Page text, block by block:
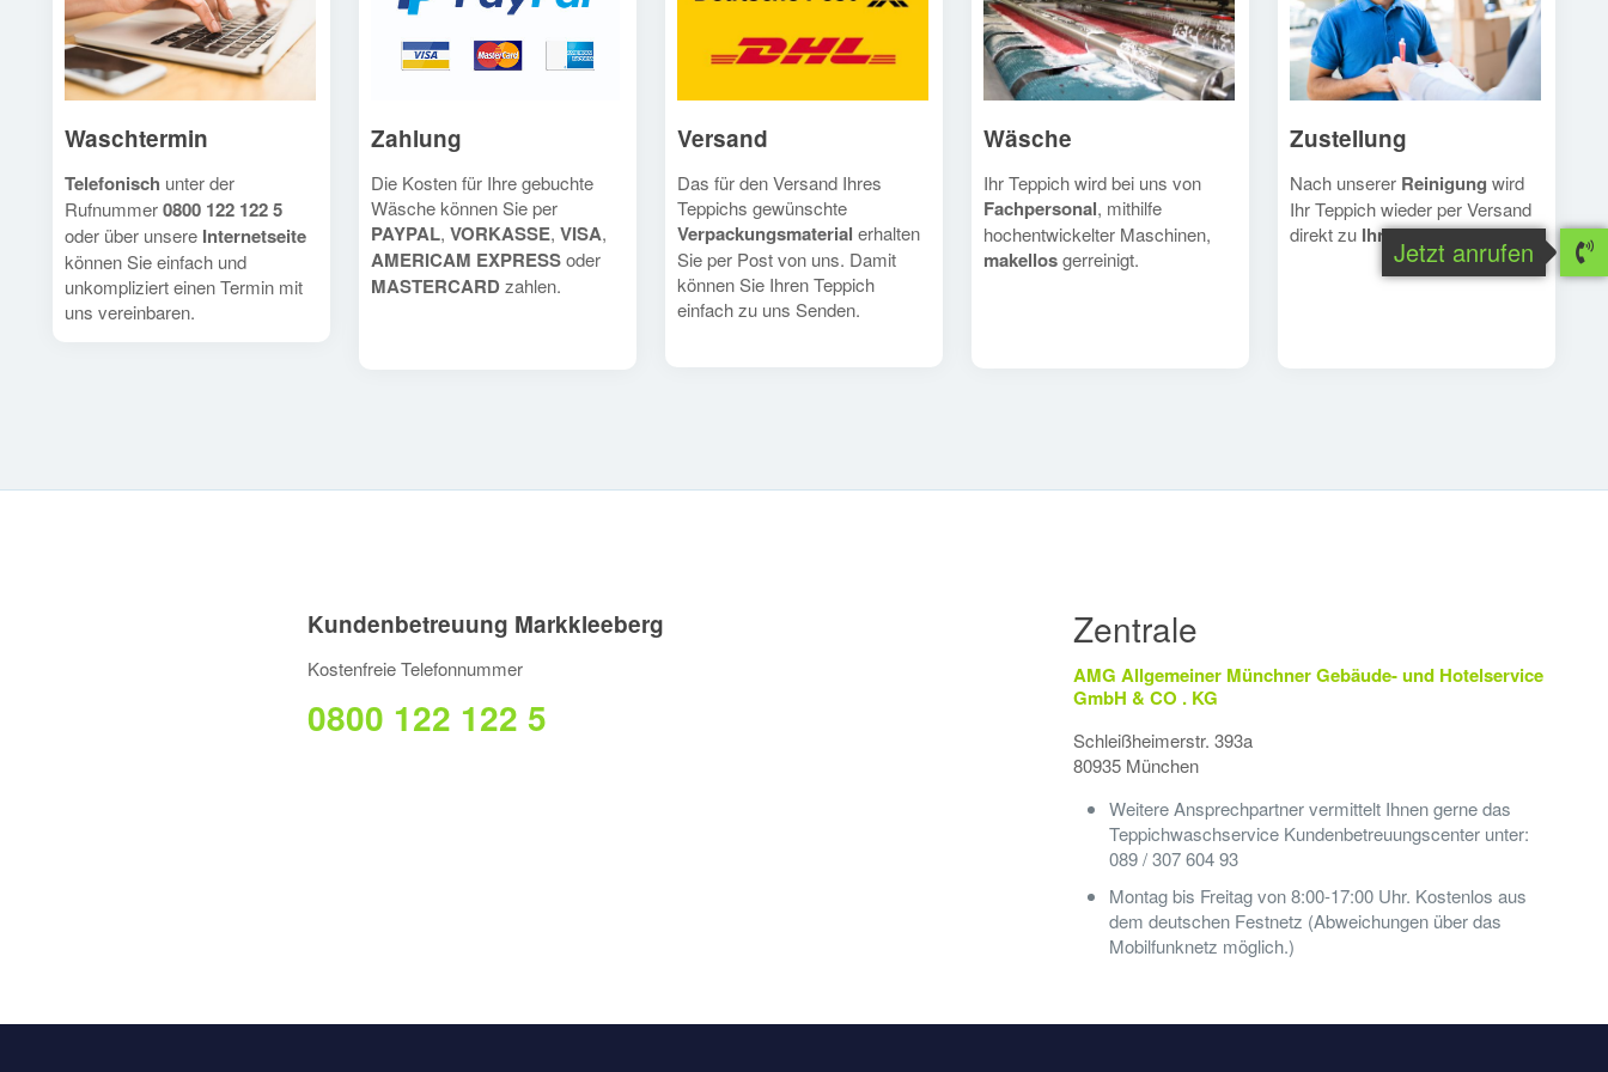
Waschtermin
Telefonisch unter der
Rufnummer0800 122 122 5
oder über unsere Internetseite
können Sie einfach und
unkompliziert einen Termin mit
uns vereinbaren.
Zahlung
Die Kosten für Ihre gebuchte
Wäsche können Sie per
PAYPAL, VORKASSE, VISA,
AMERICAM EXPRESSoder
MASTERCARDzahlen.
Versand
Das für den Versand Ihres
Teppichs gewünschte
Verpackungsmaterial erhalten
Sie per Post von uns. Damit
können Sie Ihren Teppich
einfach zu uns Senden.
Wäsche
Ihr Teppich wird bei uns von
Fachpersonal, mithilfe
hochentwickelter Maschinen,
makellosgerreinigt.
Zustellung
Nach unserer Reinigung wird
Ihr Teppich wieder per Versand
direkt zu Ihnengeschickt.
Kundenbetreuung Markkleeberg
Kostenfreie Telefonnummer
0800 122 122 5
Zentrale
AMG Allgemeiner Münchner Gebäude- und Hotelservice
GmbH & CO . KG
Schleißheimerstr. 393a
80935 München
Weitere Ansprechpartner vermittelt Ihnen gerne das
Teppichwaschservice Kundenbetreuungscenter unter:
089 / 307 604 93
Montag bis Freitag von 8:00-17:00 Uhr. Kostenlos aus
dem deutschen Festnetz (Abweichungen über das
Mobilfunknetz möglich.)
Jetzt anrufen